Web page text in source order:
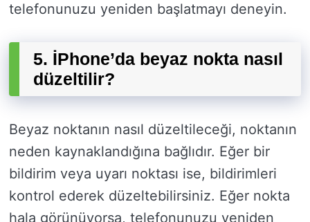
telefonunuzu yeniden başlatmayı deneyin.
5. İPhone’da beyaz nokta nasıl
düzeltilir?
Beyaz noktanın nasıl düzeltileceği, noktanın
neden kaynaklandığına bağlıdır. Eğer bir
bildirim veya uyarı noktası ise, bildirimleri
kontrol ederek düzeltebilirsiniz. Eğer nokta
hala görünüyorsa, telefonunuzu yeniden